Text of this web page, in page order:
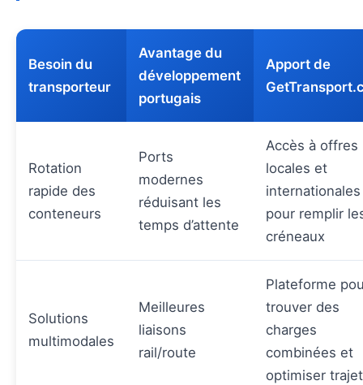
Besoin du
transporteur
Avantage du
développement
portugais
Apport de
Rotation
rapide des
conteneurs
Ports
modernes
réduisant les
temps d’attente
Accès à offres
locales et
internationales
pour remplir
créneaux
Solutions
multimodales
Meilleures
liaisons
rail/route
Plateforme
trouver des
charges
combinées et
optimiser